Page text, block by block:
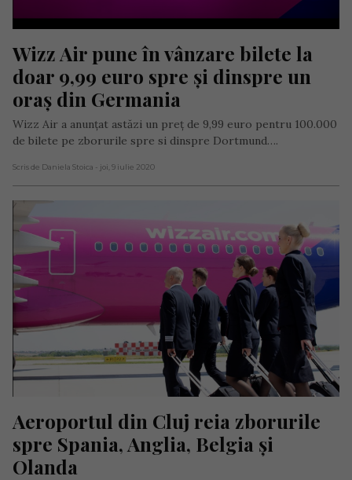
Wizz Air pune în vânzare bilete la
doar 9,99 euro spre și dinspre un
oraș din Germania
Wizz Air a anunțat astăzi un preț de 9,99 euro pentru 100.000
de bilete pe zborurile spre si dinspre Dortmund….
Scris de Daniela Stoica - joi, 9 iulie 2020
Aeroportul din Cluj reia zborurile
spre Spania, Anglia, Belgia și
Olanda